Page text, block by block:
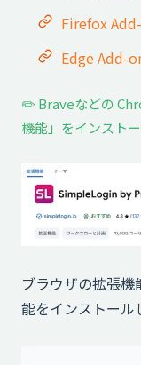
Firefox
Edge Add-
✏️ Braveなどの
機能」をインスト
ブラウザの拡張
能をインストール